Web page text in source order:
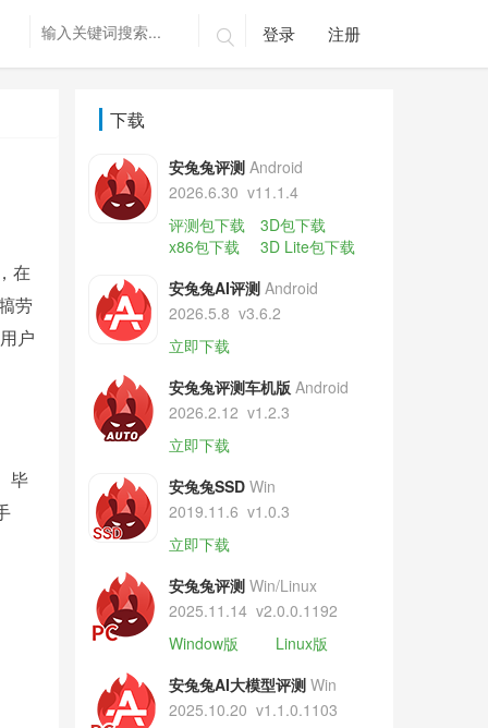
 登录 注册
在
劳
户
毕
下载
安兔兔评测 Android
2026.6.30 v11.1.4
评测包下载
3D包下载
x86包下载
3D Lite包下载
安兔兔AI评测 Android
2026.5.8 v3.6.2
立即下载
安兔兔评测车机版 Android
2026.2.12 v1.2.3
立即下载
安兔兔SSD Win
2019.11.6 v1.0.3
立即下载
安兔兔评测 Win/Linux
2025.11.14 v2.0.0.1192
Window版
Linux版
安兔兔AI大模型评测 Win
2025.10.20 v1.1.0.1103